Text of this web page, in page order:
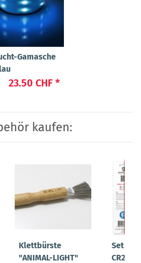
Gamasche
23.50 CHF *
kaufen:
Klettbürste
"ANIMAL-LIGHT"
Set